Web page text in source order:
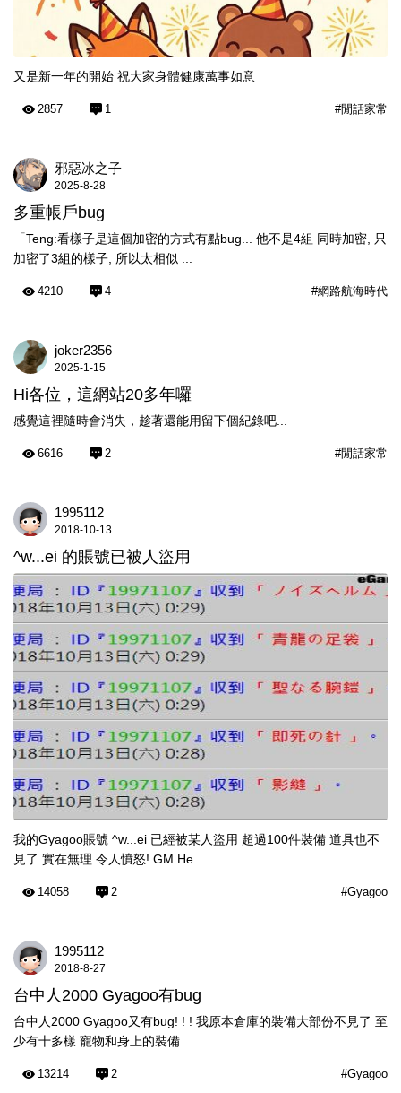
又是新一年的開始 祝大家身體健康萬事如意
#閒話家常
2857 1
邪惡冰之子
2025-8-28
多重帳戶bug
「Teng:看樣子是這個加密的方式有點bug... 他不是4組 同時加密, 只
加密了3組的樣子, 所以太相似 ...
#網路航海時代
4210 4
joker2356
2025-1-15
Hi各位，這網站20多年囉
感覺這裡隨時會消失，趁著還能用留下個紀錄吧...
#閒話家常
6616 2
1995112
2018-10-13
^w...ei 的賬號已被人盜用
我的Gyagoo賬號 ^w...ei 已經被某人盜用 超過100件裝備 道具也不
見了 實在無理 令人憤怒! GM He ...
#Gyagoo
14058 2
1995112
2018-8-27
台中人2000 Gyagoo有bug
台中人2000 Gyagoo又有bug! ! ! 我原本倉庫的裝備大部份不見了 至
少有十多樣 寵物和身上的裝備 ...
#Gyagoo
13214 2